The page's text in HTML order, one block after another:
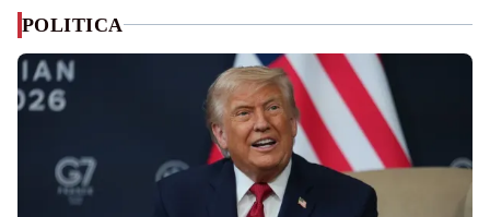
POLITICA